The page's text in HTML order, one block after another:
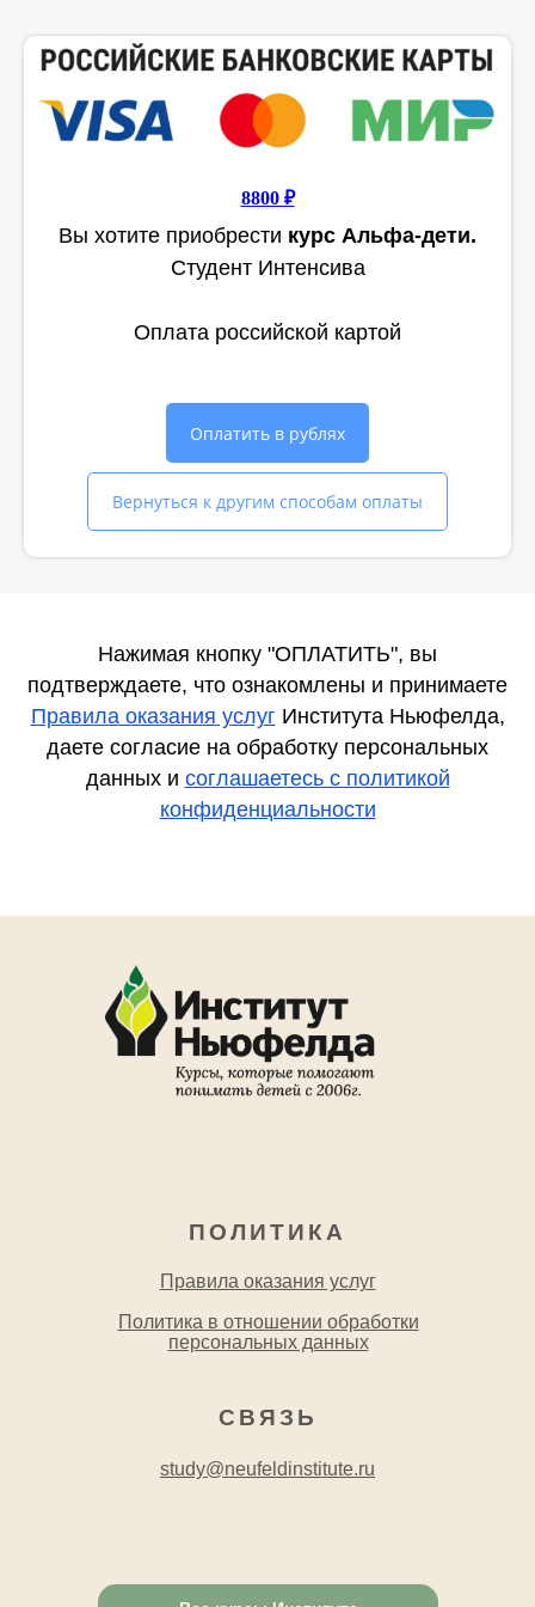
8800 ₽
Вы хотите приобрести курс Альфа-дети.
Студент Интенсива
Оплата российской картой
Оплатить в рублях
Вернуться к другим способам оплаты
Нажимая кнопку "ОПЛАТИТЬ", вы
подтверждаете, что ознакомлены и принимаете
Правила оказания услуг Института Ньюфелда,
даете согласие на обработку персональных
данных и соглашаетесь c политикой
конфиденциальности
СВЯЗЬ
study@neufeldinstitute.ru
ПОЛИТИКА
Правила оказания услуг
Политика в отношении обработки
персональных данных